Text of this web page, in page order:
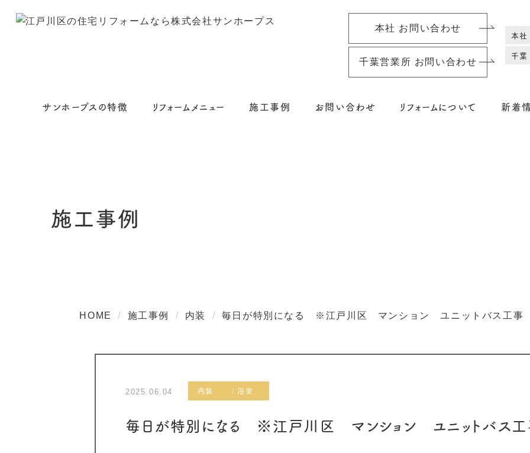
本社 お問い合わせ
千葉営業所 お問い合わせ
本社
千葉
サンホープスの特徴 リフォームメニュー 施工事例 お問い合わせ リフォームについて 新着
施工事例
HOME 施工事例 内装 毎日が特別になる ※江戸川区 マンション ユニットバス工事
2025.06.04 内装 浴室
毎日が特別になる ※江戸川区 マンション ユニットバス